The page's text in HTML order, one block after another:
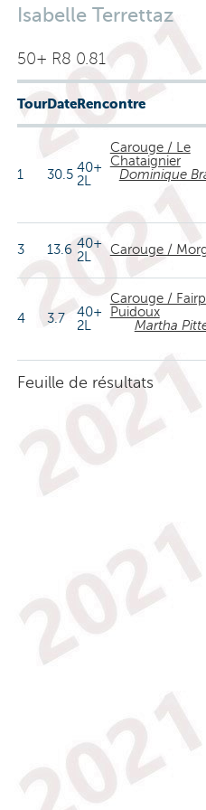
Isabelle Terrettaz
50+ R8 0.81
TourDateRencontre
1 30.5 40+
2L
Carouge / Le
Chataignier
Dominique
3 13.6 40+
2L
Carouge /
4 3.7
40+
2L
Carouge /
Puidoux
Martha
Feuille de résultats